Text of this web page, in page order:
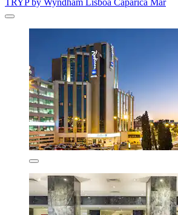
TRYP by Wyndham Lisboa Caparica Mar